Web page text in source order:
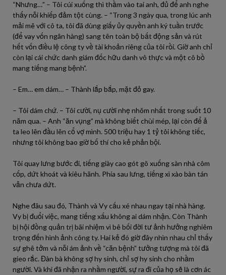
“Nhưng…” – Tôi cúi xuống thì thầm vào tai anh, đủ để anh nghe
thấy nỗi khiếp đảm tột cùng. – “Trong 3 ngày qua, trong lúc anh
mải mê với cô ta, tôi đã dùng giấy ủy quyền anh ký tuần trước
(để vay vốn ngân hàng) sang tên toàn bộ bất động sản và rút
hết vốn điều lệ công ty về tài khoản riêng của tôi rồi. Giờ anh chỉ
còn lại cái chức danh giám đốc hữu danh vô thực và một cô bồ
mang tiếng mang bệnh”.
– Em… em dám… – Thành lắp bắp, mặt đỏ gay.
– Tôi dám chứ. – Tôi cười, nụ cười nhẹ nhõm nhất trong suốt 10
năm qua. – Anh “ăn vụng” mà không biết chùi mép, lại còn để ả
ta leo lên đầu lên cổ vợ mình. 500 triệu hay 1 tỷ tôi không tiếc,
nhưng tôi không bao giờ bố thí cho kẻ phản bội.
Tôi quay lưng bước đi, tiếng giày cao gót gõ xuống sàn nhà côm
cốp, dứt khoát và kiêu hãnh. Phía sau lưng, tiếng xì xào bàn tán
vẫn chưa dứt.
Nghe đâu sau đó, Thành và Vy cấu xé nhau ngay tại nhà hàng.
Vy bị đuổi việc, mang tiếng xấu không ai dám nhận. Còn Thành
bị hội đồng quản trị bãi nhiệm vì bê bối đời tư ảnh hưởng nghiêm
trọng đến hình ảnh công ty. Hai kẻ đó giờ đây nhìn nhau chỉ thấy
sự ghê tởm và nỗi ám ảnh về “căn bệnh” tưởng tượng mà tôi đã
gieo rắc. Đàn bà không sợ hy sinh, chỉ sợ hy sinh cho nhầm
người. Và khi đã nhận ra nhầm người, sự ra đi của họ sẽ là cơn ác